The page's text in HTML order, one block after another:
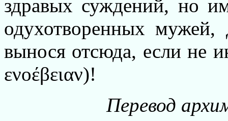
здравых суждений, но
одухотворенных
вынося отсюда, если не
ενοέβειαν)!
Перевод